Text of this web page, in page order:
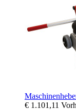
€ 1.101,11